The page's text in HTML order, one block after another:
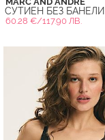
СУТИЕН БЕЗ БАНЕЛИ
60.28 €/117.90 ЛВ.